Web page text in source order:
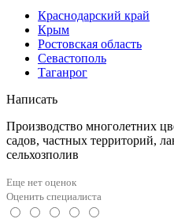
Краснодарский край
Крым
Ростовская область
Севастополь
Таганрог
Написать
Производство многолетних
садов, частных территорий,
сельхозполив
Еще нет оценок
Оценить специалиста